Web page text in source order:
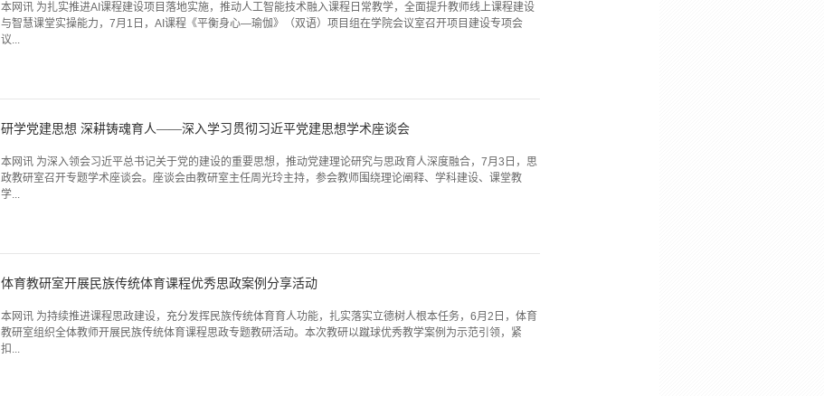
本网讯 为扎实推进AI课程建设项目落地实施，推动人工智能技术融入课程日常教学，全面提升教师线上课程建设
与智慧课堂实操能力，7月1日，AI课程《平衡身心—瑜伽》（双语）项目组在学院会议室召开项目建设专项会
议...
研学党建思想 深耕铸魂育人——深入学习贯彻习近平党建思想学术座谈会
本网讯 为深入领会习近平总书记关于党的建设的重要思想，推动党建理论研究与思政育人深度融合，7月3日，思
政教研室召开专题学术座谈会。座谈会由教研室主任周光玲主持，参会教师围绕理论阐释、学科建设、课堂教
学...
体育教研室开展民族传统体育课程优秀思政案例分享活动
本网讯 为持续推进课程思政建设，充分发挥民族传统体育育人功能，扎实落实立德树人根本任务，6月2日，体育
教研室组织全体教师开展民族传统体育课程思政专题教研活动。本次教研以蹴球优秀教学案例为示范引领，紧
扣...